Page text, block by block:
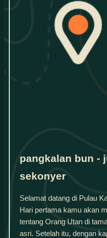
pangkalan bun -
sekonyer
Selamat datang di Pulau
Hari pertama kamu akan
tentang Orang Utan di
asri. Setelah itu, dengan